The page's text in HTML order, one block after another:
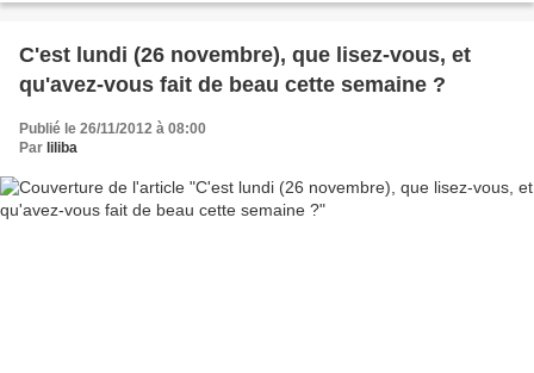
C'est lundi (26 novembre), que lisez-vous, et
qu'avez-vous fait de beau cette semaine ?
Publié le 26/11/2012 à 08:00
Par liliba